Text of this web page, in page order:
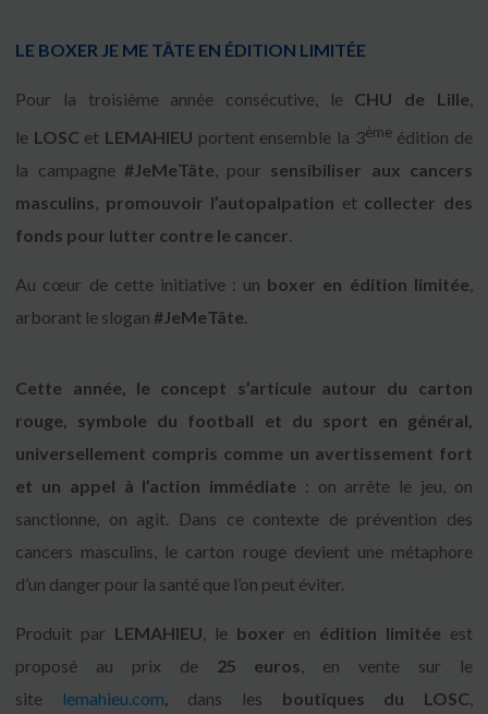
LE BOXER JE ME TÂTE EN ÉDITION LIMITÉE
Pour la troisième année consécutive, le CHU de Lille,
le LOSC et LEMAHIEU portent ensemble la 3èmeédition de
la campagne #JeMeTâte, pour sensibiliser aux cancers
masculins, promouvoir l’autopalpation et collecter des
fonds pour lutter contre le cancer.
Au cœur de cette initiative : un boxer en édition limitée,
arborant le slogan#JeMeTâte.
Cette année, le concept s’articule autour du carton
rouge, symbole du football et du sport en général,
universellement compris comme un avertissement fort
et un appel à l’action immédiate : on arrête le jeu, on
sanctionne, on agit. Dans ce contexte de prévention des
cancers masculins, le carton rouge devient une métaphore
d’un danger pour la santé que l’on peut éviter.
Produit par LEMAHIEU, le boxer en édition limitée est
proposé au prix de25 euros, en vente sur le
site
lemahieu.com, dans les boutiques du LOSC,